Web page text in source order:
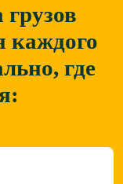
каждого
где